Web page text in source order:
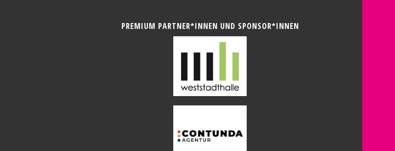
PREMIUM PARTNER*INNEN UND SPONSOR*INNEN